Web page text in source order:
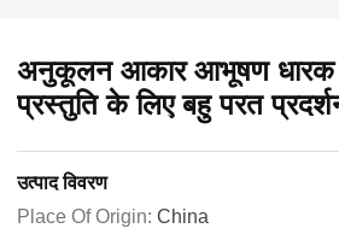
अनुकूलन आकार आभूषण
प्रस्तुति के लिए बहु परत
उत्पाद विवरण
Place Of Origin: China